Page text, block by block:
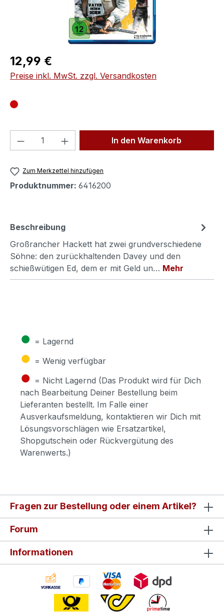
Regulärer Preis:
12,99 €
Preise inkl. MwSt. zzgl. Versandkosten
Produkt Anzahl: Gib denIn den Warenkorb
Zum Merkzettel hinzufügen
Produktnummer: 6416200
Beschreibung
Großrancher Hackett hat zwei grundverschiedene
Söhne: den zurückhaltenden Davey und den
schießwütigen Ed, dem er mit Geld un… Mehr
● = Lagernd
● = Wenig verfügbar
● = Nicht Lagernd (Das Produkt wird für Dich
nach Bearbeitung Deiner Bestellung beim
Lieferanten bestellt. Im Falle einer
Ausverkaufsmeldung, kontaktieren wir Dich mit
Lösungsvorschlägen wie Ersatzartikel,
Shopgutschein oder Rückvergütung des
Warenwerts.)
Fragen zur Bestellung oder einem Artikel?
Forum
Informationen